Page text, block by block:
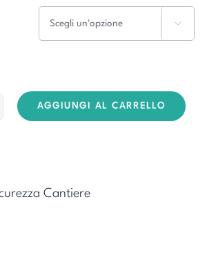

AGGIUNGI AL CARRELLO
Cantiere